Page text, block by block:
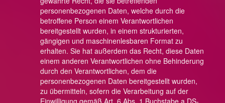
personenbezogenen Daten, welche durch die
betroffene Person einem Verantwortlichen
bereitgestellt wurden, in einem strukturierten,
gängigen und maschinenlesbaren Format zu
erhalten. Sie hat außerdem das Recht, diese Daten
einem anderen Verantwortlichen ohne Behinderung
durch den Verantwortlichen, dem die
personenbezogenen Daten bereitgestellt wurden,
zu übermitteln, sofern die Verarbeitung auf der